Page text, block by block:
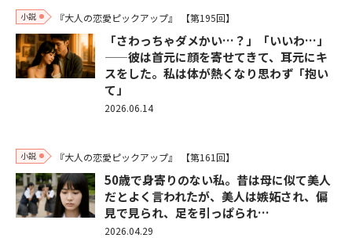
小説 『大人の恋愛ピックアップ』 【第195回】
「さわっちゃダメかい…？」「いいわ…」
——彼は首元に顔を寄せてきて、耳元にキ
スをした。私は体が熱くなり思わず「抱い
て」
2026.06.14
小説 『大人の恋愛ピックアップ』 【第161回】
50歳で身寄りのない私。昔は母に似て美人
だとよく言われたが、美人は嫉妬され、偏
見で見られ、足を引っぱられ…
2026.04.29